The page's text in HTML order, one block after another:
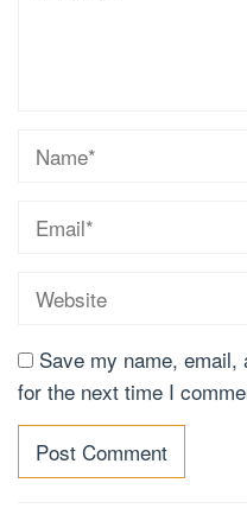
Save my name,
for the next time I